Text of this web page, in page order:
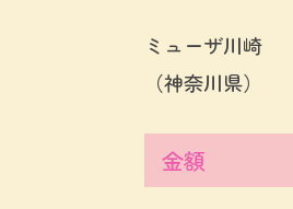
ミューザ川崎
（神奈川県）
金額